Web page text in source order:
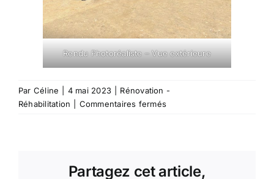
Rendu Photoréaliste – Vue extérieure
Par Céline 4 mai 2023
Rénovation -
Réhabilitation
Commentaires ferméssur
usine
Partagez cet article,